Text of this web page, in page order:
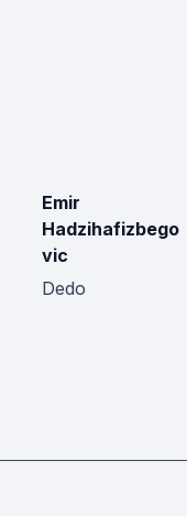
Emir
Hadzihafizbego
vic
Dedo